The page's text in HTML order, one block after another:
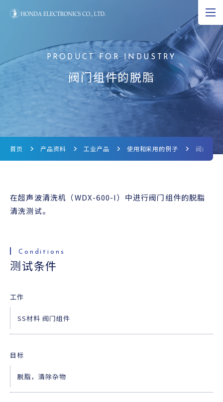
超声波的可能性
产品资料
研究和开发
超声波科学博物馆
阀门组件的脱脂
首页 产品资料 工业产品 使用和采用的例子 阀门组
在超声波清洗机（WDX-600-I）中进行阀门组件的脱脂
清洗测试。
测试条件
工作
SS材料 阀门组件
目标
脱脂，清除杂物